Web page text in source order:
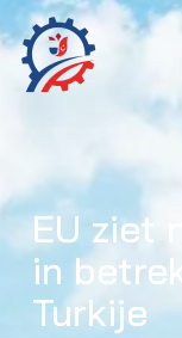
EU ziet
in
Turkije